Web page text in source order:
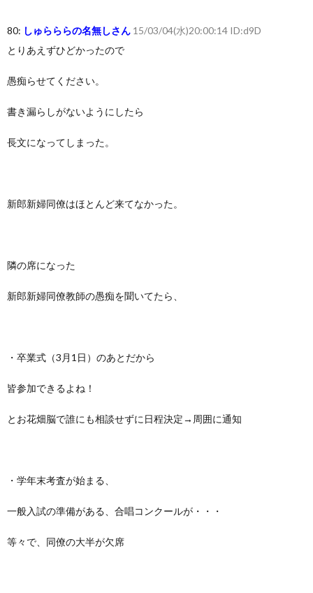
80: しゅらららの名無しさん 15/03/04(水)20:00:14 ID:d9D
とりあえずひどかったので
愚痴らせてください。
書き漏らしがないようにしたら
長文になってしまった。
新郎新婦同僚はほとんど来てなかった。
隣の席になった
新郎新婦同僚教師の愚痴を聞いてたら、
・卒業式（3月1日）のあとだから
皆参加できるよね！
とお花畑脳で誰にも相談せずに日程決定→周囲に通知
・学年末考査が始まる、
一般入試の準備がある、合唱コンクールが・・・
等々で、同僚の大半が欠席